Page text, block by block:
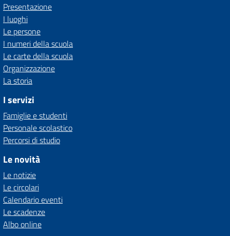
Presentazione
I luoghi
Le persone
I numeri della scuola
Le carte della scuola
Organizzazione
La storia
I servizi
Famiglie e studenti
Personale scolastico
Percorsi di studio
Le novità
Le notizie
Le circolari
Calendario eventi
Le scadenze
Albo online